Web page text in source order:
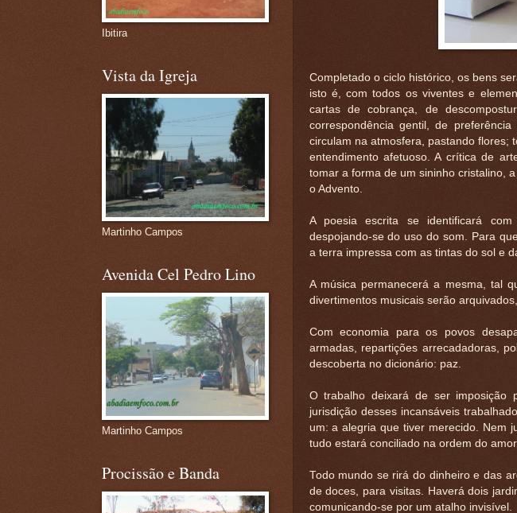
Completado o ciclo histórico, os bens
isto é, com todos os viventes e
cartas de cobrança, de
correspondência gentil, de
circulam na atmosfera, pastando flores;
entendimento afetuoso. A crítica de
tomar a forma de um sininho cristalino,
o Advento.
A poesia escrita se identificará
despojando-se do uso do som. Para
a terra impressa com as tintas do sol e
A música permanecerá a mesma, tal
divertimentos musicais serão
Com economia para os povos
armadas, repartições arrecadadoras,
descoberta no dicionário: paz.
O trabalho deixará de ser imposição
jurisdição desses incansáveis
um: a alegria que tiver merecido. Nem
tudo estará conciliado na ordem do amor.
Todo mundo se rirá do dinheiro e das
de doces, para visitas. Haverá dois
comunicando-se por um atalho invisível.
Ibitira
Vista da Igreja
Martinho Campos
Avenida Cel Pedro Lino
Martinho Campos
Procissão e Banda